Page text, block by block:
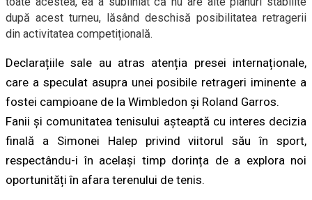
după acest turneu, lăsând deschisă posibilitatea retragerii
din activitatea competițională.
Declarațiile sale au atras atenția presei internaționale,
care a speculat asupra unei posibile retrageri iminente a
fostei campioane de la Wimbledon și Roland Garros.
Fanii și comunitatea tenisului așteaptă cu interes decizia
finală a Simonei Halep privind viitorul său în sport,
respectându-i în același timp dorința de a explora noi
oportunități în afara terenului de tenis.